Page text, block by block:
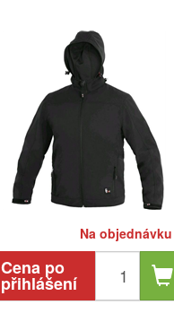
Na objednávku
Cena po
přihlášení